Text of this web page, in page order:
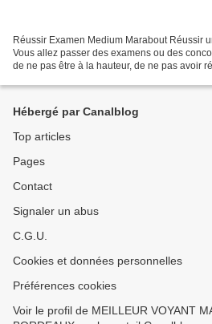
Réussir Examen Medium Marabout Réussir
Vous allez passer des examens ou des
de ne pas être à la hauteur, de ne pas avoir
Hébergé par Canalblog
Top articles
Pages
Contact
Signaler un abus
C.G.U.
Cookies et données personnelles
Préférences cookies
Voir le profil de MEILLEUR VOYANT